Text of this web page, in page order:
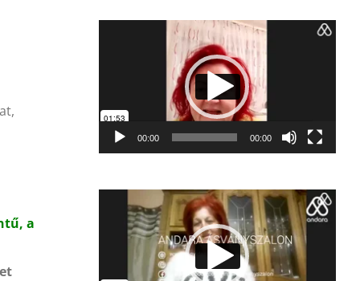
a
Videólejátszó
00:00 00:00
Videólejátszó